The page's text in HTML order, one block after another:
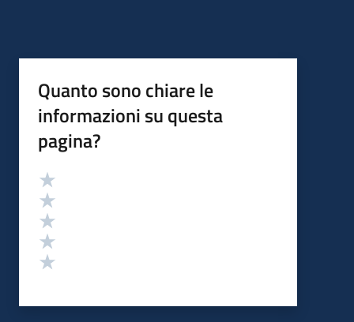
Quanto sono chiare le
informazioni su questa
pagina?
Valutazione